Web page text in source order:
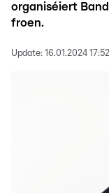
organiséiert
froen.
Update: 16.01.2024 17:52